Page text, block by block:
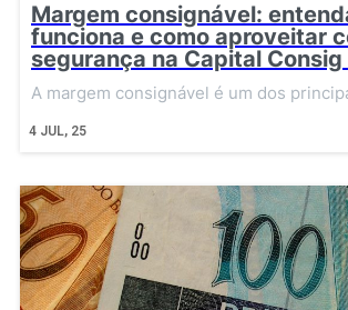
Margem consignável:
funciona e como aproveitar
segurança na Capital Consig
4 JUL, 25
A margem consignável é um dos